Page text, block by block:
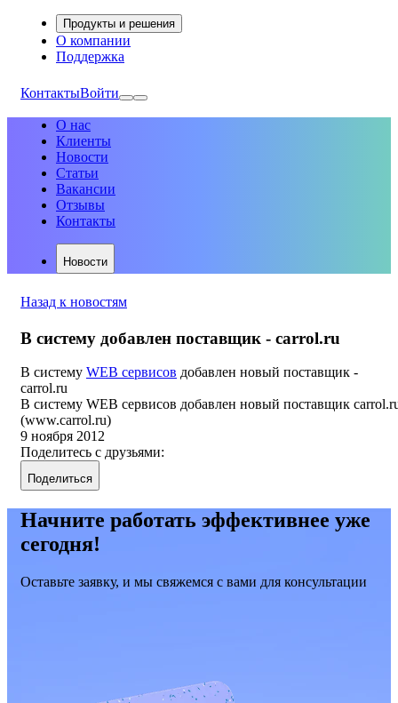
Продукты и решения
О компании
Поддержка
КонтактыВойти
О нас
Клиенты
Новости
Статьи
Вакансии
Отзывы
Контакты
Новости
Назад к новостям
В систему добавлен поставщик - carrol.ru
В систему WEB сервисов добавлен новый поставщик -
carrol.ru
В систему WEB сервисов добавлен новый поставщик
(www.carrol.ru)
9 ноября 2012
Поделитесь с друзьями:
Поделиться
Начните работать эффективнее уже
сегодня!
Оставьте заявку, и мы свяжемся с вами для консультации